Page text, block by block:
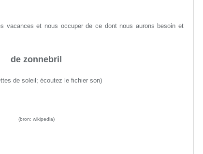
vacances et nous occuper de ce dont nous aurons besoin et
de zonnebril
de soleil ; écoutez le fichier son)
(bron: wikipedia)